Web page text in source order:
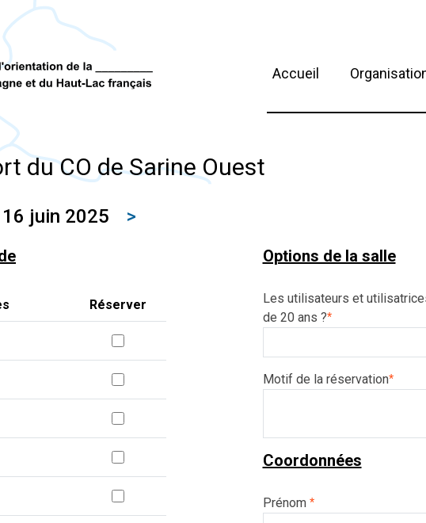
Accueil
du CO de Sarine Ouest
16 juin 2025 >
Réserver
Options de la salle
Les utilisateurs et
de 20 ans ?*
Motif de la réservation*
Coordonnées
Prénom *